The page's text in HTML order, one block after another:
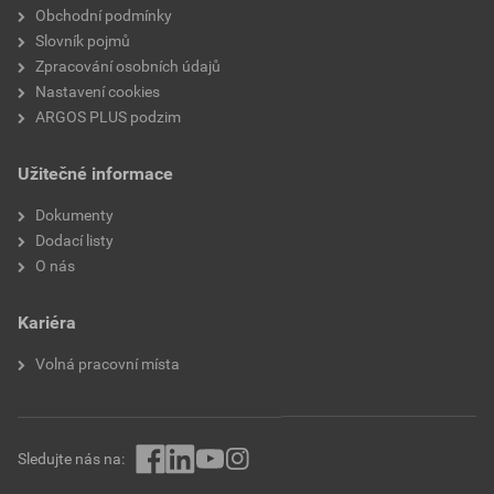
Montáž spínacího zařízení
Průchod pouzdra
vylamovacím otvorem
Možnost propojení
Vstup ze zadní strany
Se šrouby
Osazení Žádné
Obchodní podmínky
Slovník pojmů
Zpracování osobních údajů
Nastavení cookies
ARGOS PLUS podzim
Užitečné informace
Dokumenty
Dodací listy
O nás
Kariéra
Volná pracovní místa
Sledujte nás na: